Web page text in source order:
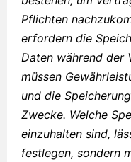
Pflichten
erfordern die
Daten während der
müssen
und die
Zwecke. Welche
einzuhalten sind,
festlegen, sondern